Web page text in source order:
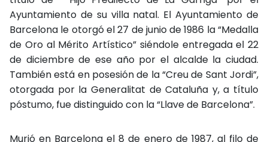
Ayuntamiento de su villa natal. El Ayuntamiento de
Barcelona le otorgó el 27 de junio de 1986 la “Medalla
de Oro al Mérito Artístico” siéndole entregada el 22
de diciembre de ese año por el alcalde la ciudad.
También está en posesión de la “Creu de Sant Jordi”,
otorgada por la Generalitat de Cataluña y, a título
póstumo, fue distinguido con la “Llave de Barcelona”.
Murió en Barcelona el 8 de enero de 1987, al filo de